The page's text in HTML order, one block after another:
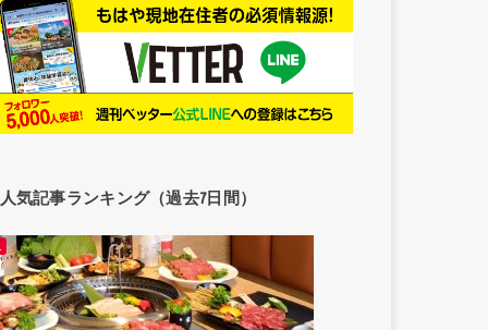
人気記事ランキング（過去7日間）